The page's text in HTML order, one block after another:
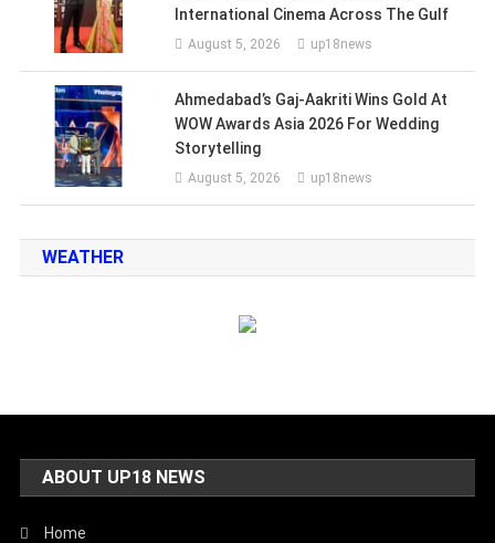
International Cinema Across The Gulf
August 5, 2026 up18news
Ahmedabad’s Gaj-Aakriti Wins Gold At
WOW Awards Asia 2026 For Wedding
Storytelling
August 5, 2026 up18news
WEATHER
ABOUT UP18 NEWS
Home